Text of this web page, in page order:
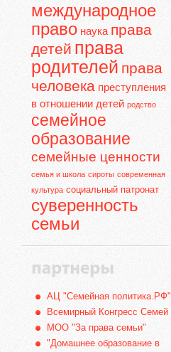
международное
право наука права
детей права
родителей права
человека преступления
в отношении детей родство
семейное
образование
семейные ценности
семья и школа сироты современная
культура социальный патронат
суверенность
семьи
АЦ "Семейная политика.РФ"
Всемирный Конгресс Семей
МОО "За права семьи"
"Домашнее образование в